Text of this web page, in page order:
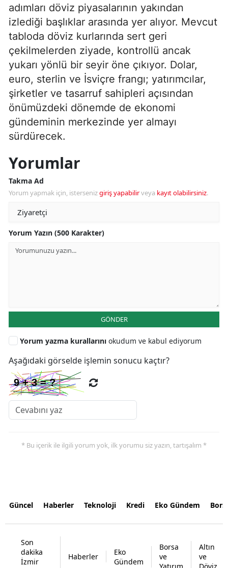
adımları döviz piyasalarının yakından
izlediği başlıklar arasında yer alıyor. Mevcut
tabloda döviz kurlarında sert geri
çekilmelerden ziyade, kontrollü ancak
yukarı yönlü bir seyir öne çıkıyor. Dolar,
euro, sterlin ve İsviçre frangı; yatırımcılar,
şirketler ve tasarruf sahipleri açısından
önümüzdeki dönemde de ekonomi
gündeminin merkezinde yer almayı
sürdürecek.
Yorumlar
Takma Ad
Yorum yapmak için, istersenizgiriş yapabilirveya kayıt olabilirsiniz.
Yorum Yazın (500 Karakter)
GÖNDER
Yorum yazma kurallarını okudum ve kabul ediyorum
Aşağıdaki görselde işlemin sonucu kaçtır?
* Bu içerik ile ilgili yorum yok, ilk yorumu siz yazın, tartışalım *
Güncel Haberler Teknoloji Kredi Eko Gündem
Son
dakika
İzmir
Haberler
Eko
Gündem
Borsa
ve
Altın
ve